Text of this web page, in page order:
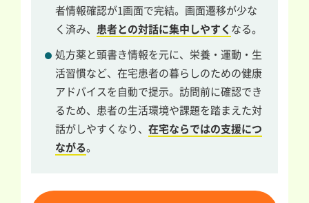
者情報確認が1画面で完結。画面遷移が少な
く済み、 患者との対話に集中しやすく なる。
処方薬と頭書き情報を元に、栄養・運動・生
活習慣など、在宅患者の暮らしのための健康
アドバイスを自動で提示。訪問前に確認でき
るため、患者の生活環境や課題を踏まえた対
話がしやすくなり、在宅ならではの支援につ
ながる。